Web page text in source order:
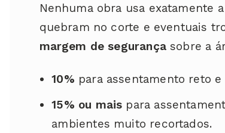
Nenhuma obra usa exatamente
quebram no corte e eventuais
margem de segurançasobre a
10% para assentamento reto
15% ou mais para
ambientes muito recortados.